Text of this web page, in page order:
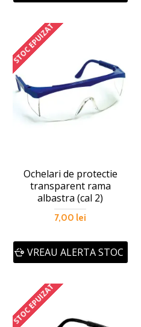
STOC EPUIZAT
Ochelari de protectie
transparent rama
albastra (cal 2)
7,00 lei
VREAU ALERTA STOC
STOC EPUIZAT